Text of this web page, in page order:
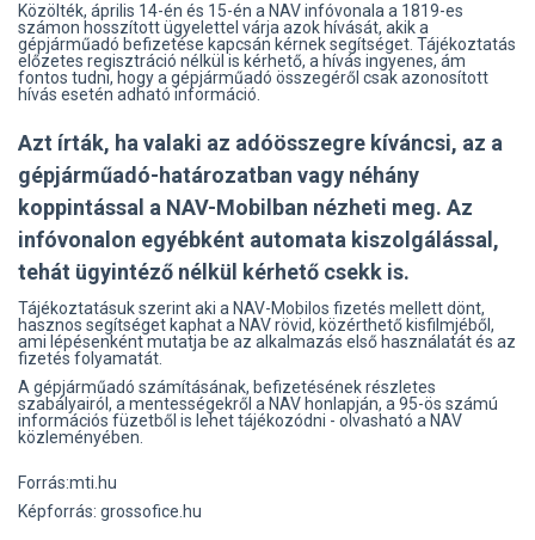
Közölték, április 14-én és 15-én a NAV infóvonala a 1819-es
számon hosszított ügyelettel várja azok hívását, akik a
gépjárműadó befizetése kapcsán kérnek segítséget. Tájékoztatás
előzetes regisztráció nélkül is kérhető, a hívás ingyenes, ám
fontos tudni, hogy a gépjárműadó összegéről csak azonosított
hívás esetén adható információ.
Azt írták, ha valaki az adóösszegre kíváncsi, az a
gépjárműadó-határozatban vagy néhány
koppintással a NAV-Mobilban nézheti meg. Az
infóvonalon egyébként automata kiszolgálással,
tehát ügyintéző nélkül kérhető csekk is.
Tájékoztatásuk szerint aki a NAV-Mobilos fizetés mellett dönt,
hasznos segítséget kaphat a NAV rövid, közérthető kisfilmjéből,
ami lépésenként mutatja be az alkalmazás első használatát és az
fizetés folyamatát.
A gépjárműadó számításának, befizetésének részletes
szabályairól, a mentességekről a NAV honlapján, a 95-ös számú
információs füzetből is lehet tájékozódni - olvasható a NAV
közleményében.
Forrás:mti.hu
Képforrás: grossofice.hu